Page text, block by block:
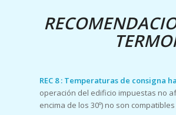
REC 8 : Temperaturas de consigna
operación del edificio impuestas no
encima de los 30º) no son